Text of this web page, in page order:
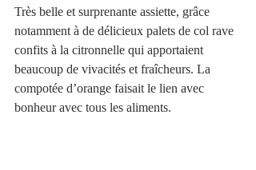
Très belle et surprenante assiette, grâce
notamment à de délicieux palets de col rave
confits à la citronnelle qui apportaient
beaucoup de vivacités et fraîcheurs. La
compotée d’orange faisait le lien avec
bonheur avec tous les aliments.